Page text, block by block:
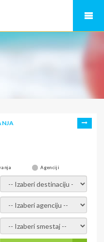
Agenciji
- izaberi destinaciju -
- izaberi agenciju -
- Izaberite smestaj -